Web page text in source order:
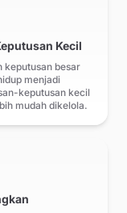
Kecil
keputusan besar
menjadi
keputusan kecil
mudah dikelola.